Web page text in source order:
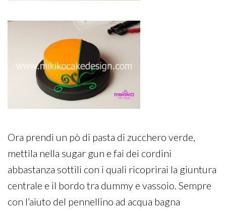
Ora prendi un pò di pasta di zucchero verde,
mettila nella sugar gun e fai dei cordini
abbastanza sottili con i quali ricoprirai la giuntura
centrale e il bordo tra dummy e vassoio. Sempre
con l’aiuto del pennellino ad acqua bagna